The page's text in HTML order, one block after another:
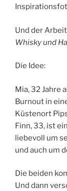
Und der
Whisky und
Die Idee:
Mia, 32 Jahre
Burnout in
Küstenort
Finn, 33, ist
liebevoll um
und auch um
Die beiden
Und dann